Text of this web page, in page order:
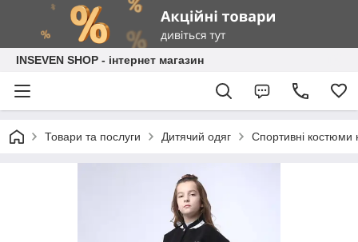
INSEVEN SHOP - інтернет магазин
Товари та послуги Дитячий одяг Спортивні костюми